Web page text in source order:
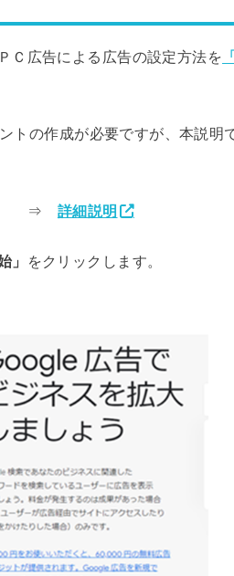
Ｃ広告による広告の設定方法を
トの作成が必要ですが、本説明
⇒ 詳細説明
」 をクリックします。